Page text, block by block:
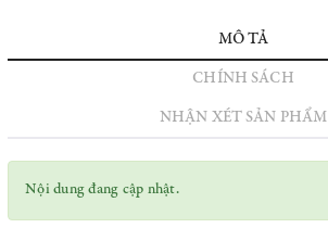
MÔ TẢ
CHÍNH SÁCH
NHẬN XÉT SẢN PHẨM
Nội dung đang cập nhật.